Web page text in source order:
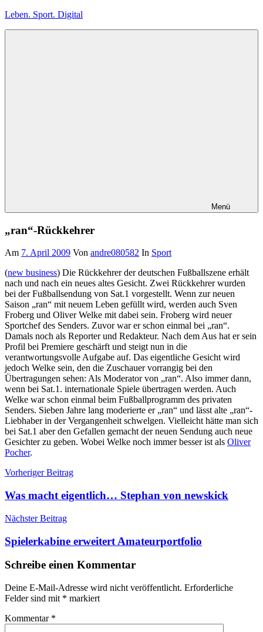
Zum
Leben. Sport. Digital
Menü
„ran“-Rückkehrer
Am 7. April 2009 Von andre080582 In Sport
(new business) Die Rückkehrer der deutschen Fußballszene erhält
nach und nach ein neues altes Gesicht. Zwei Rückkehrer wurden
bei der Fußballsendung von Sat.1 vorgestellt. Wenn zur neuen
Saison „ran“ mit neuem Leben gefüllt wird, werden auch Sven
Froberg und Oliver Welke mit dabei sein. Froberg wird neuer
Sportchef des Senders. Zuvor war er schon einmal bei „ran“.
Damals noch als Reporter und Redakteur. Nach dem Aus hat er sein
Profil bei Premiere geschärft und steigt nun in die
verantwortungsvolle Aufgabe auf. Das eigentliche Gesicht wird
jedoch Welke sein, den die Zuschauer vorrangig bei den
Übertragungen sehen: Als Moderator von „ran“. Also immer dann,
wenn bei Sat.1. internationale Spiele übertragen werden. Auch
Welke war schon einmal beim Fußballprogramm des privaten
Senders. Sieben Jahre lang moderierte er „ran“ und lässt alte „ran“-
Liebhaber in der Vergangenheit schwelgen. Vielleicht hätte man sich
bei Sat.1 aber den Gefallen gemacht der neuen Sendung auch neue
Gesichter zu geben. Wobei Welke noch immer besser ist als Oliver
Pocher.
Beitragsnavigation
Vorheriger Beitrag
Was macht eigentlich… Stephan von newskick
Nächster Beitrag
Spielerkabine erweitert Amateurportfolio
Schreibe einen Kommentar
Deine E-Mail-Adresse wird nicht veröffentlicht. Erforderliche
Felder sind mit * markiert
Kommentar *